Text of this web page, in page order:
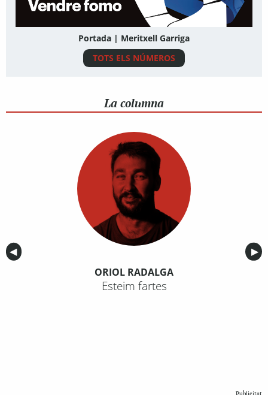
Portada | Meritxell Garriga
TOTS ELS NÚMEROS
La columna
Anterior
◀︎ ▶︎
ORIOL RADALGA
Esteim fartes